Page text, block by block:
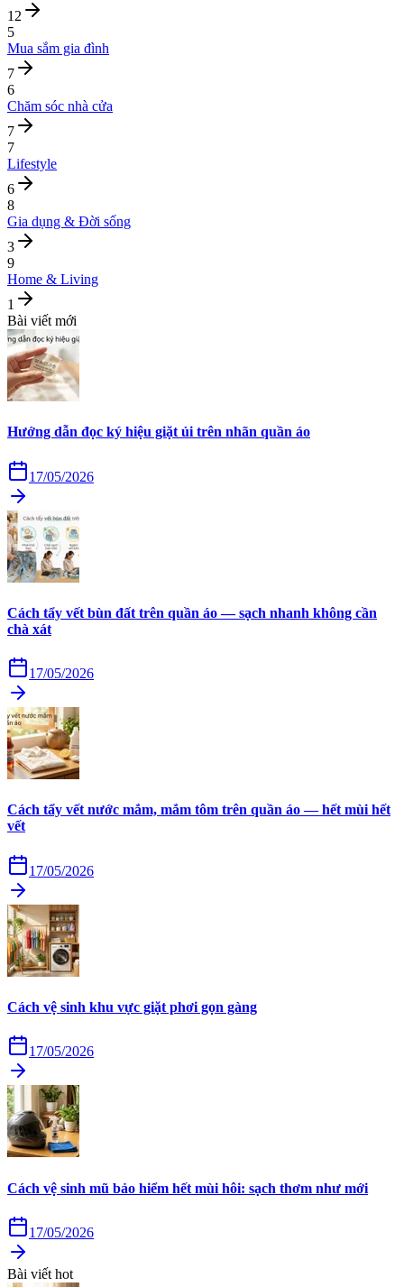
12
5
Mua sắm gia đình
7
6
Chăm sóc nhà cửa
7
7
Lifestyle
6
8
Gia dụng & Đời sống
3
9
Home & Living
1
Bài viết mới
Hướng dẫn đọc ký hiệu giặt ủi trên nhãn quần áo
17/05/2026
Cách tẩy vết bùn đất trên quần áo — sạch nhanh không cần
chà xát
17/05/2026
Cách tẩy vết nước mắm, mắm tôm trên quần áo — hết mùi hết
vết
17/05/2026
Cách vệ sinh khu vực giặt phơi gọn gàng
17/05/2026
Cách vệ sinh mũ bảo hiểm hết mùi hôi: sạch thơm như mới
17/05/2026
Bài viết hot